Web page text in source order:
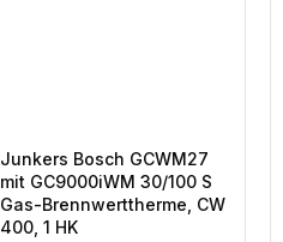
Junkers Bosch GCWM27
mit GC9000iWM 30/100 S
Gas-Brennwerttherme, CW
400, 1 HK